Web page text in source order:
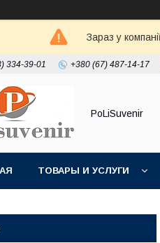
Зараз у
334-39-01 +380 (67) 487-14-17
PoLiSuvenir
ТОВАРЫ И УСЛУГИ